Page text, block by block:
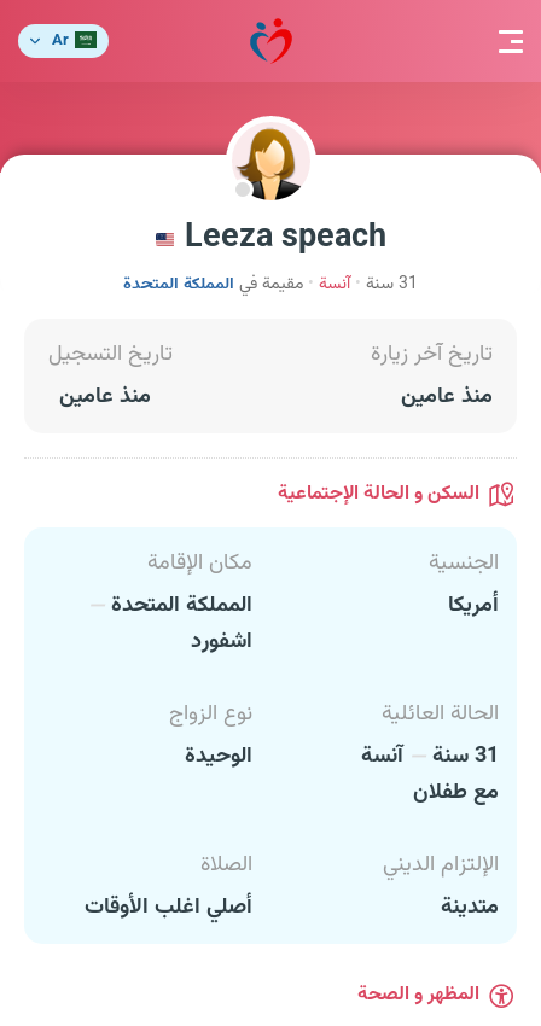
Ar
Leeza speach
31 سنة آنسة مقيمة في المملكة المتحدة
تاريخ آخر زيارة
منذ عامين
تاريخ التسجيل
منذ عامين
السكن و الحالة الإجتماعية
الجنسية
أمريكا
مكان الإقامة
المملكة المتحدة
اشفورد
الحالة العائلية
31 سنة
آنسة
مع طفلان
نوع الزواج
الوحيدة
الإلتزام الديني
متدينة
الصلاة
أصلي اغلب الأوقات
المظهر و الصحة